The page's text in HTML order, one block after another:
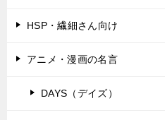
HSP・繊細さん向け
アニメ・漫画の名言
DAYS（デイズ）